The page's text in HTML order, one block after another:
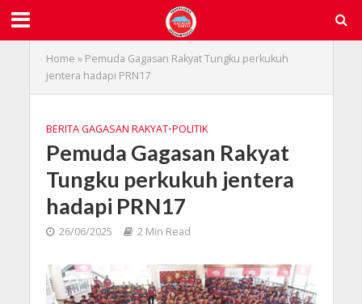
Home » Pemuda Gagasan Rakyat Tungku perkukuh
jentera hadapi PRN17
BERITA GAGASAN RAKYAT•POLITIK
Pemuda Gagasan Rakyat
Tungku perkukuh jentera
hadapi PRN17
26/06/2025 2 Min Read